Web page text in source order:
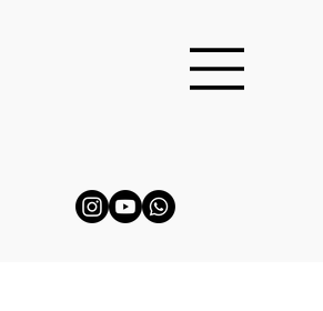
caderno de anotações vira